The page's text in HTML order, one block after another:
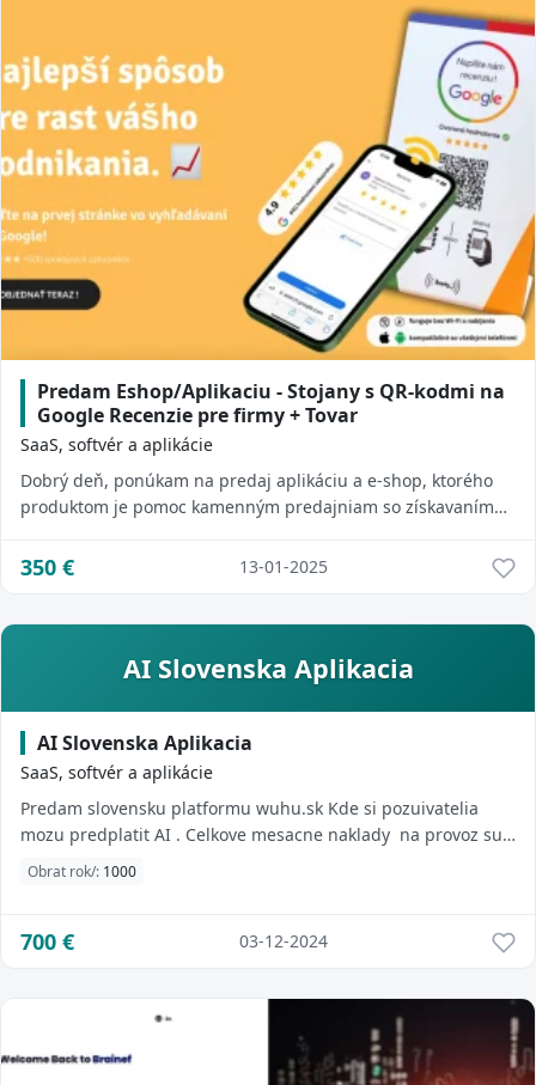
Predam Eshop/Aplikaciu - Stojany s QR-kodmi na
Google Recenzie pre firmy + Tovar
SaaS, softvér a aplikácie
Dobrý deň, ponúkam na predaj aplikáciu a e-shop, ktorého
produktom je pomoc kamenným predajniam so získavaním
350 € 13-01-2025
AI Slovenska Aplikacia
AI Slovenska Aplikacia
SaaS, softvér a aplikácie
Predam slovensku platformu wuhu.sk Kde si pozuivatelia
mozu predplatit AI . Celkove mesacne naklady na provoz su
10ETomuto projektu som sa venoval po
Obrat rok/: 1000
700 € 03-12-2024